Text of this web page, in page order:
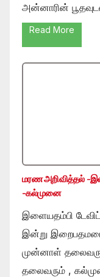
அன்னாரின்
Read More
மரண அறிவித்தல் -
-கல்முனை
இளையதம்பி
இன்று
முன்னாள்
தலைவரும் ,